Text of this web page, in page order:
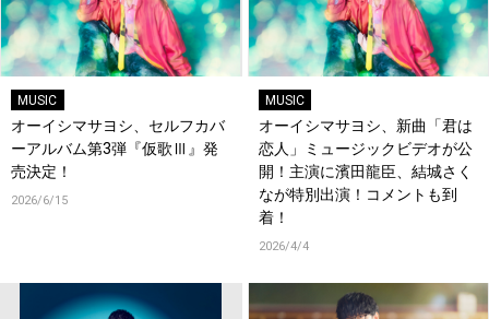
MUSIC
オーイシマサヨシ、セルフカバ
ーアルバム第3弾『仮歌Ⅲ』発
売決定！
2026/6/15
MUSIC
オーイシマサヨシ、新曲「君は
恋人」ミュージックビデオが公
開！主演に濱田龍臣、結城さく
なが特別出演！コメントも到
着！
2026/4/4